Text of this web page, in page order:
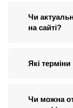
Чи
на сайті?
Які
Чи можна